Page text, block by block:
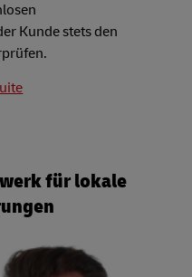
Kunde stets den
für lokale